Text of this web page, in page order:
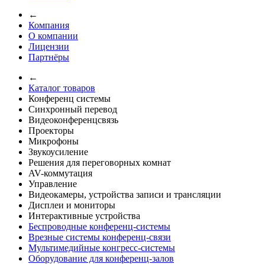
←
Компания
О компании
Лицензии
Партнёры
←
Каталог товаров
Конференц системы
Синхронный перевод
Видеоконференцсвязь
Проекторы
Микрофоны
Звукоусиление
Решения для переговорных комнат
AV-коммутация
Управление
Видеокамеры, устройства записи и трансляции
Дисплеи и мониторы
Интерактивные устройства
Беспроводные конференц-системы
Врезные системы конференц-связи
Мультимедийные конгресс-системы
Оборудование для конференц-залов